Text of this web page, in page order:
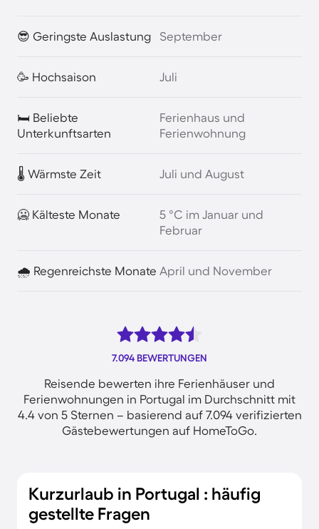
😎 Geringste Auslastung September
🥳 Hochsaison Juli
🛏️ Beliebte
Unterkunftsarten
Ferienhaus und
Ferienwohnung
🌡️ Wärmste Zeit Juli und August
🥶 Kälteste Monate
5 °C im Januar und
Februar
🌧️ Regenreichste Monate April und November
7.094 BEWERTUNGEN
Reisende bewerten ihre Ferienhäuser und
Ferienwohnungen in Portugal im Durchschnitt mit
4.4 von 5 Sternen – basierend auf 7.094 verifizierten
Gästebewertungen auf HomeToGo.
Kurzurlaub in Portugal : häufig
gestellte Fragen